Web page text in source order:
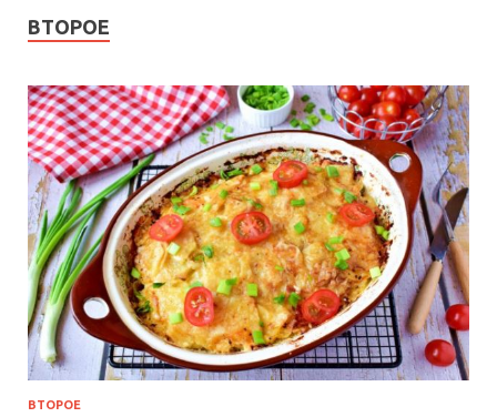
ВТОРОЕ
ВТОРОЕ